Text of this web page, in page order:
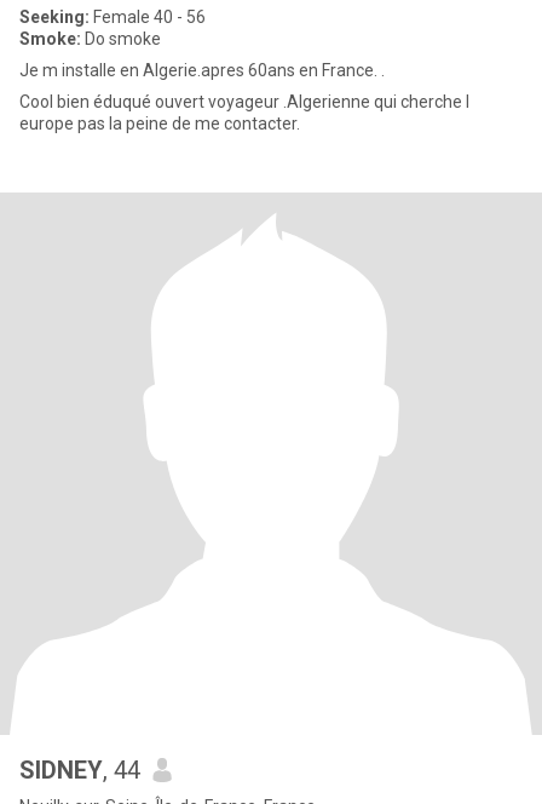
Seeking: Female 40 - 56
Smoke: Do smoke
Je m installe en Algerie.apres 60ans en France. .
Cool bien éduqué ouvert voyageur .Algerienne qui cherche l
europe pas la peine de me contacter.
SIDNEY, 44